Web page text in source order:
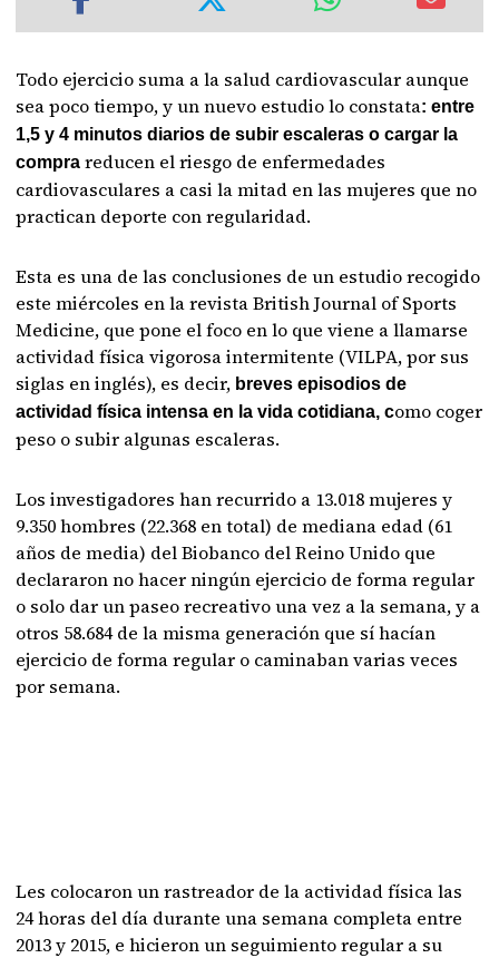
Todo ejercicio suma a la salud cardiovascular aunque
sea poco tiempo, y un nuevo estudio lo constata: entre
1,5 y 4 minutos diarios de subir escaleras o cargar la
compra reducen el riesgo de enfermedades
cardiovasculares a casi la mitad en las mujeres que no
practican deporte con regularidad.
Esta es una de las conclusiones de un estudio recogido
este miércoles en la revista British Journal of Sports
Medicine, que pone el foco en lo que viene a llamarse
actividad física vigorosa intermitente (VILPA, por sus
siglas en inglés), es decir, breves episodios de
actividad física intensa en la vida cotidiana, como coger
peso o subir algunas escaleras.
Los investigadores han recurrido a 13.018 mujeres y
9.350 hombres (22.368 en total) de mediana edad (61
años de media) del Biobanco del Reino Unido que
declararon no hacer ningún ejercicio de forma regular
o solo dar un paseo recreativo una vez a la semana, y a
otros 58.684 de la misma generación que sí hacían
ejercicio de forma regular o caminaban varias veces
por semana.
Les colocaron un rastreador de la actividad física las
24 horas del día durante una semana completa entre
2013 y 2015, e hicieron un seguimiento regular a su